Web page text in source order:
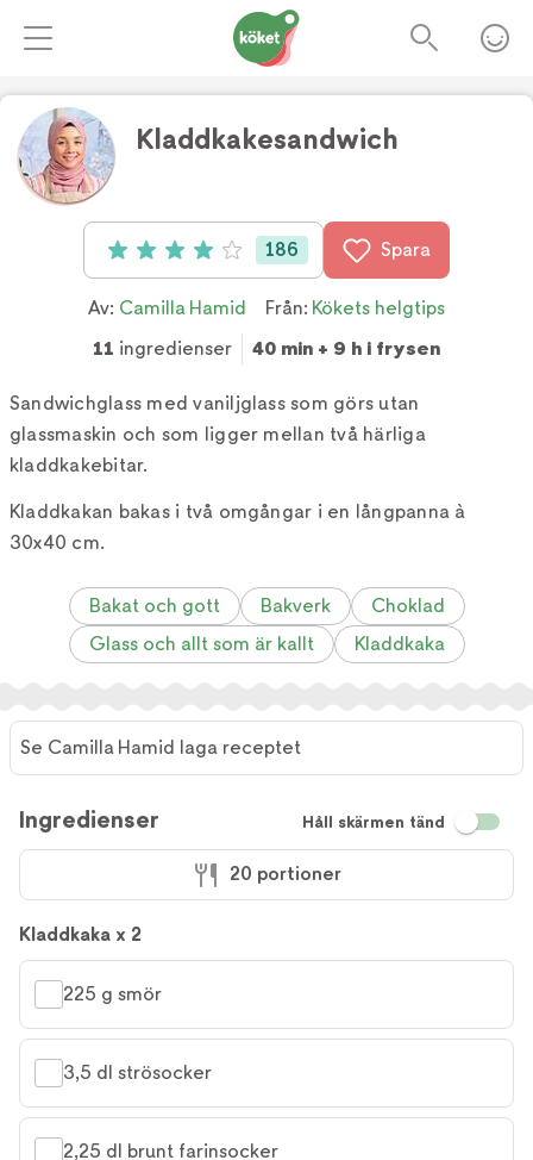
Kladdkakesandwich
Betyg: 4 av 5 (186 röster)
186 Spara
Av: Camilla Hamid Från: Kökets helgtips
11 ingredienser 40 min + 9 h i frysen
Sandwichglass med vaniljglass som görs utan
glassmaskin och som ligger mellan två härliga
kladdkakebitar.
Kladdkakan bakas i två omgångar i en långpanna à
30x40 cm.
Bakat och gott Bakverk
Choklad
Glass och allt som är kallt
Kladdkaka
Camilla
Hamid
receptet
Se Camilla Hamid laga receptet
Ingredienser Håll skärmen tänd
20 portioner
Kladdkaka x 2
225 g smör
3,5 dl strösocker
2,25 dl brunt farinsocker